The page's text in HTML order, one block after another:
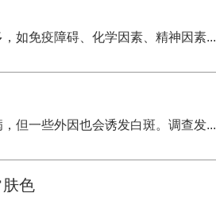
如免疫障碍、化学因素、精神因素...
但一些外因也会诱发白斑。调查发...
色